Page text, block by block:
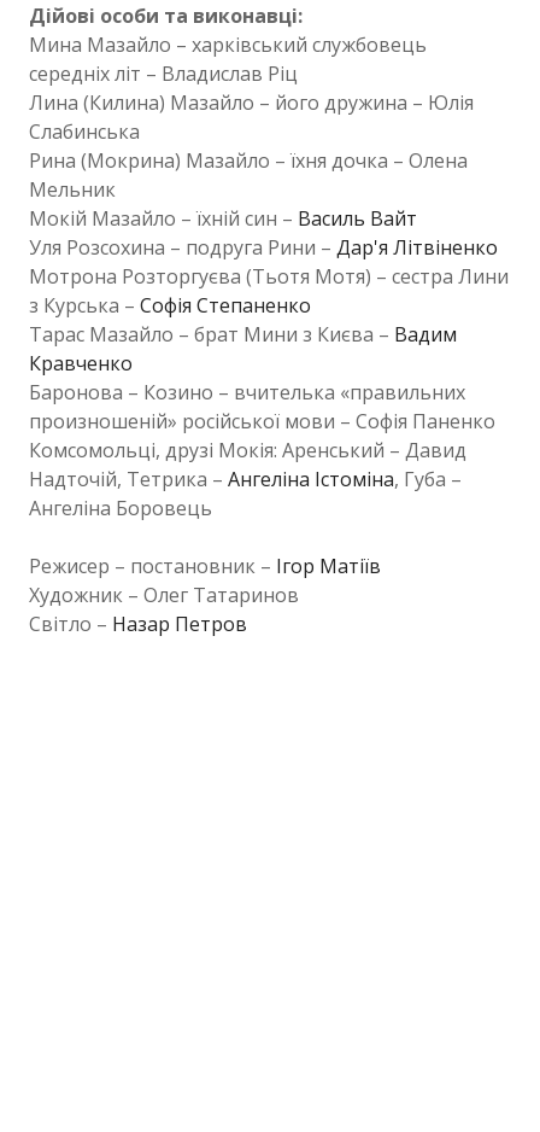
Дійові особи та виконавці:
Мина Мазайло – харківський службовець
середніх літ – Владислав Ріц
Лина (Килина) Мазайло – його дружина – Юлія
Слабинська
Рина (Мокрина) Мазайло – їхня дочка – Олена
Мельник
Мокій Мазайло – їхній син – Василь Вайт
Уля Розсохина – подруга Рини – Дар'я Літвіненко
Мотрона Розторгуєва (Тьотя Мотя) – сестра Лини
з Курська – Софія Степаненко
Тарас Мазайло – брат Мини з Києва – Вадим
Кравченко
Баронова – Козино – вчителька «правильних
произношеній» російської мови – Софія Паненко
Комсомольці, друзі Мокія: Аренський – Давид
Надточій, Тетрика – Ангеліна Істоміна, Губа –
Ангеліна Боровець
Режисер – постановник – Ігор Матіїв
Художник – Олег Татаринов
Світло – Назар Петров